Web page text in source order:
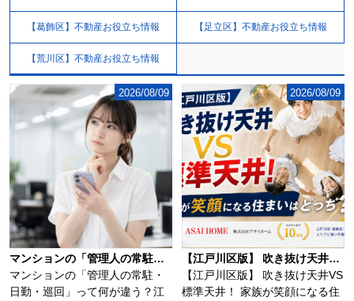
【葛飾区】不動産お役立ち情報 【足立区】不動産お役立ち情報
【荒川区】不動産お役立ち情報
マンションの「管理人の常駐・日勤・巡回」って何が違う？
マンションの「管理人の常駐・
日勤・巡回」って何が違う？江
2026/08/09
【江戸川区版】 吹き抜け天井VS標準天井！ 家族が笑顔になる住まいはどっち？
【江戸川区版】 吹き抜け天井VS
標準天井！ 家族が笑顔になる住
2026/08/09